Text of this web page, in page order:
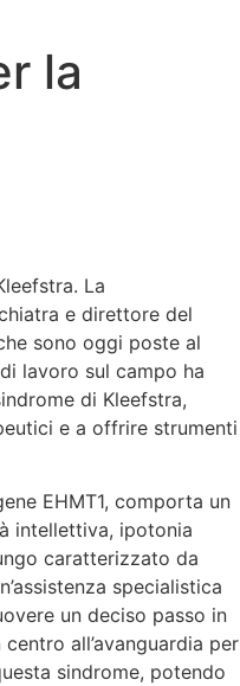
la
La
e direttore del
sono oggi poste al
lavoro sul campo ha
di Kleefstra,
e a offrire strumenti
EHMT1, comporta un
intellettiva, ipotonia
caratterizzato da
specialistica
un deciso passo in
all’avanguardia per
sindrome, potendo